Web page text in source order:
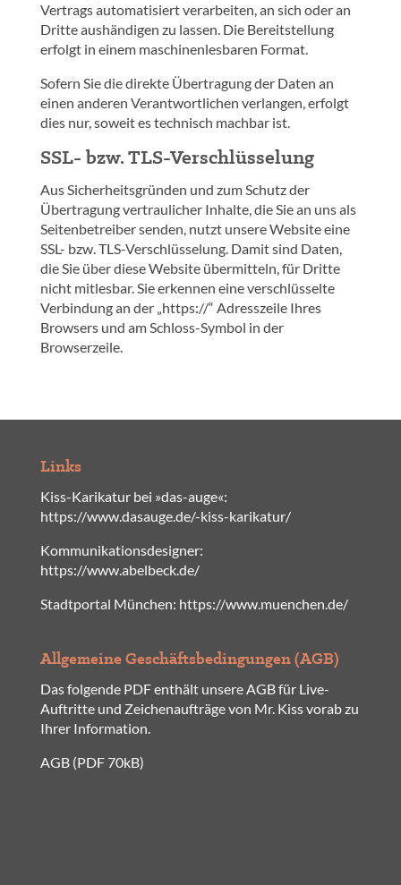
Vertrags automatisiert verarbeiten, an sich oder an
Dritte aushändigen zu lassen. Die Bereitstellung
erfolgt in einem maschinenlesbaren Format.
Sofern Sie die direkte Übertragung der Daten an
einen anderen Verantwortlichen verlangen, erfolgt
dies nur, soweit es technisch machbar ist.
SSL- bzw. TLS-Verschlüsselung
Aus Sicherheitsgründen und zum Schutz der
Übertragung vertraulicher Inhalte, die Sie an uns als
Seitenbetreiber senden, nutzt unsere Website eine
SSL- bzw. TLS-Verschlüsselung. Damit sind Daten,
die Sie über diese Website übermitteln, für Dritte
nicht mitlesbar. Sie erkennen eine verschlüsselte
Verbindung an der „https://“ Adresszeile Ihres
Browsers und am Schloss-Symbol in der
Browserzeile.
Links
Kiss-Karikatur bei »das-auge«:
https://www.dasauge.de/-kiss-karikatur/
Kommunikationsdesigner:
https://www.abelbeck.de/
Stadtportal München: https://www.muenchen.de/
Allgemeine Geschäfts­bedingungen (AGB)
Das folgende PDF enthält unsere AGB für Live-
Auftritte und Zeichenaufträge von Mr. Kiss vorab zu
Ihrer Information.
AGB (PDF 70kB)